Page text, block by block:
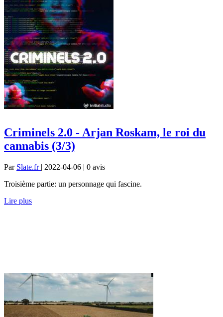
Criminels 2.0 - Arjan Roskam, le roi du
cannabis (3/3)
Par Slate.fr | 2022-04-06 | 0 avis
Troisième partie: un personnage qui fascine.
Lire plus